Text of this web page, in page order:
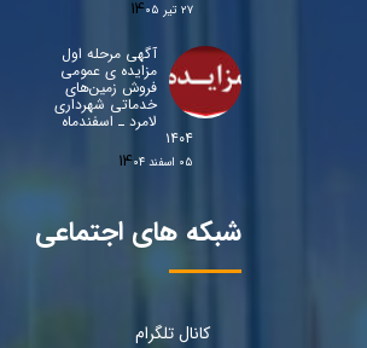
۲۷ تیر ۰۵
آگهی مرحله اول
مزایده ی عمومی
فروش زمین‌های
خدماتی شهرداری
لامرد ـ اسفندماه
۱۴۰۴
۰۵ اسفند ۰۴
شبکه های اجتماعی
کانال تلگرام